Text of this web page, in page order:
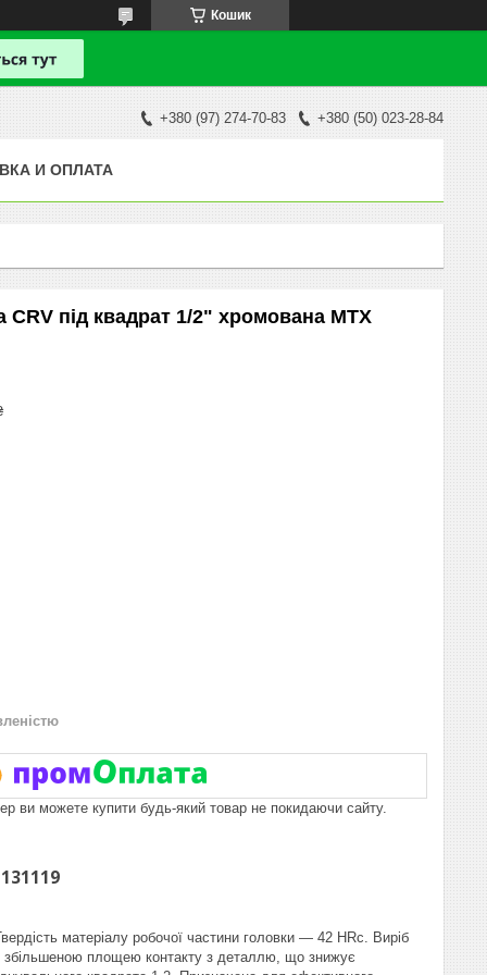
Кошик
+380 (97) 274-70-83 +380 (50) 023-28-84
И ОПЛАТА
під квадрат 1/2" хромована MTX
ви можете купити будь-який товар не покидаючи сайту.
матеріалу робочої частини головки — 42 HRс. Виріб
збільшеною площею контакту з деталлю, що знижує